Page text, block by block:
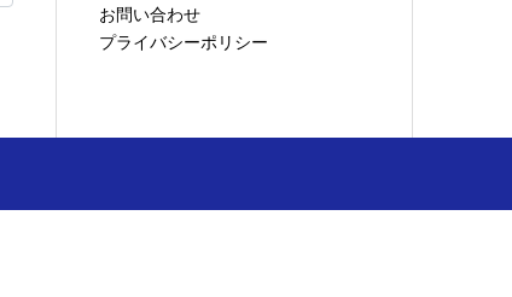
お問い合わせ
プライバシーポリシー